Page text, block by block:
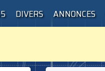
DIVERS ANNONCES